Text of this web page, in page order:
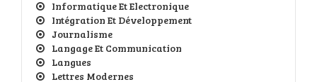
Informatique Et Electronique
Intégration Et Développement
Journalisme
Langage Et Communication
Langues
Lettres Modernes